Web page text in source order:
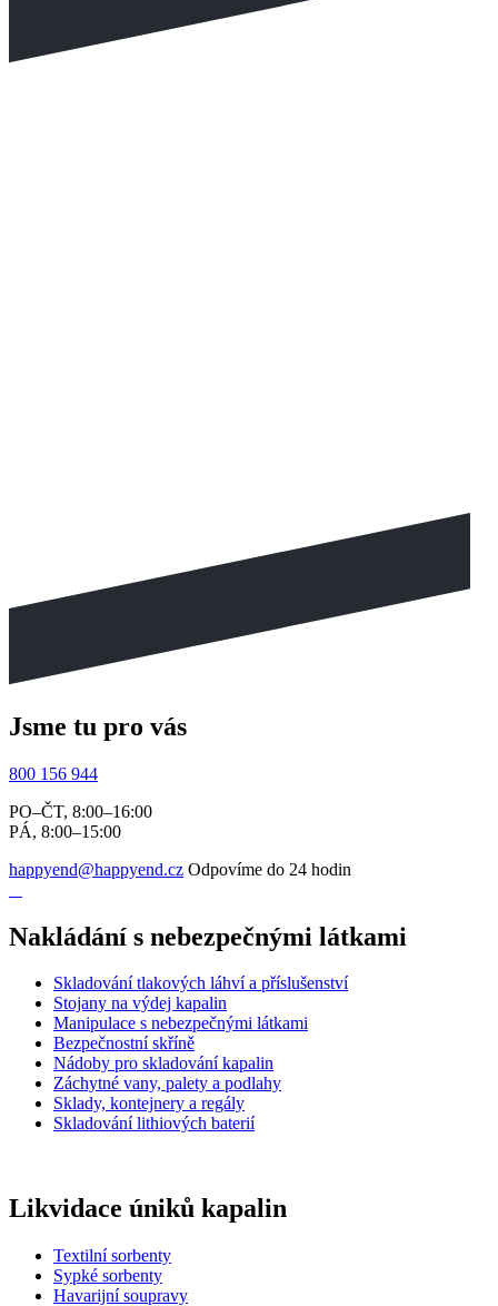
Jsme tu pro vás
800 156 944
PO–ČT, 8:00–16:00
PÁ, 8:00–15:00
happyend@happyend.cz Odpovíme do 24 hodin
Nakládání s nebezpečnými látkami
Skladování tlakových láhví a příslušenství
Stojany na výdej kapalin
Manipulace s nebezpečnými látkami
Bezpečnostní skříně
Nádoby pro skladování kapalin
Záchytné vany, palety a podlahy
Sklady, kontejnery a regály
Skladování lithiových baterií
Likvidace úniků kapalin
Textilní sorbenty
Sypké sorbenty
Havarijní soupravy